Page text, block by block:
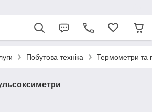
Побутова техніка Термометри та